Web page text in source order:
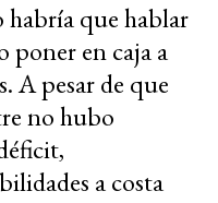
habría que hablar
poner en caja a
A pesar de que
no hubo
a costa